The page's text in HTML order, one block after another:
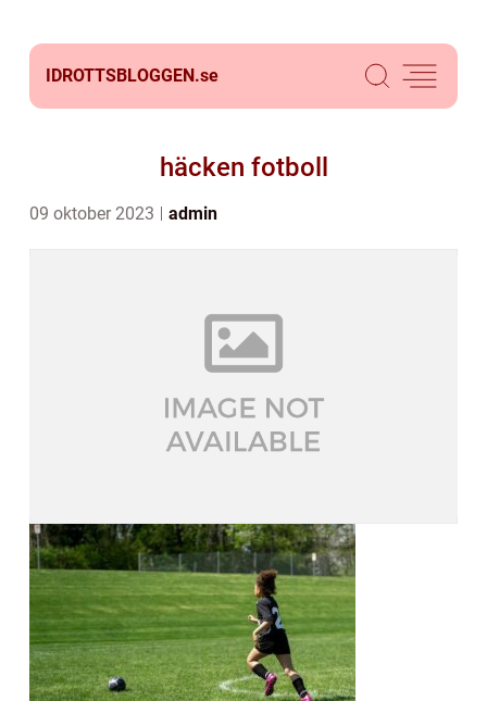
IDROTTSBLOGGEN.se
häcken fotboll
09 oktober 2023 admin